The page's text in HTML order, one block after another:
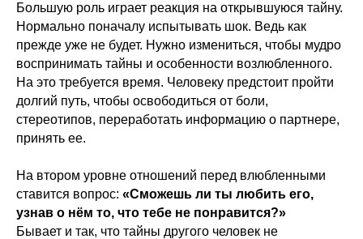
Большую роль играет реакция на открывшуюся тайну.
Нормально поначалу испытывать шок. Ведь как
прежде уже не будет. Нужно измениться, чтобы мудро
воспринимать тайны и особенности возлюбленного.
На это требуется время. Человеку предстоит пройти
долгий путь, чтобы освободиться от боли,
стереотипов, переработать информацию о партнере,
принять ее.
На втором уровне отношений перед влюбленными
ставится вопрос: «Сможешь ли ты любить его,
узнав о нём то, что тебе не понравится?»
Бывает и так, что тайны другого человек не